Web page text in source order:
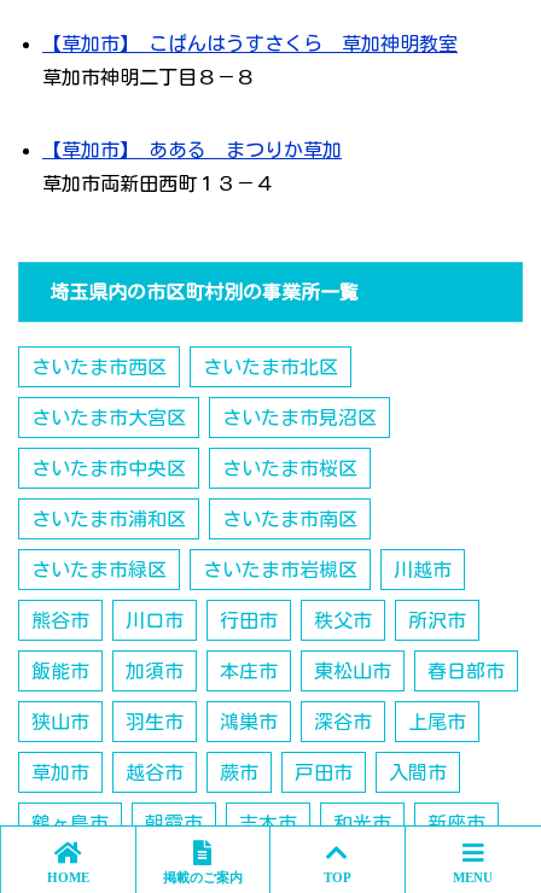
【草加市】 こぱんはうすさくら 草加神明教室
草加市神明二丁目８－８
【草加市】 あある まつりか草加
草加市両新田西町１３－４
埼玉県内の市区町村別の事業所一覧
さいたま市西区 さいたま市北区
さいたま市大宮区 さいたま市見沼区
さいたま市中央区 さいたま市桜区
さいたま市浦和区 さいたま市南区
さいたま市緑区 さいたま市岩槻区 川越市
熊谷市 川口市 行田市 秩父市 所沢市
飯能市 加須市 本庄市 東松山市 春日部市
狭山市 羽生市 鴻巣市 深谷市 上尾市
草加市 越谷市 蕨市 戸田市 入間市
鶴ヶ島市 朝霞市 志木市 和光市 新座市
桶川市 久喜市 日高市 吉川市 北本市
HOME 掲載のご案内 TOP MENU